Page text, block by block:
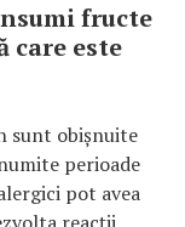
fructe
care este
sunt obișnuite
perioade
pot avea